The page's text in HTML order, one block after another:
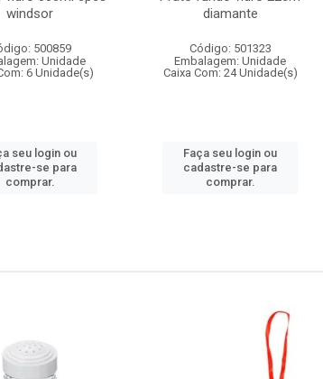
windsor
500859
Unidade
6 Unidade(s)
seu login ou
se para
comprar.
diamante
Código: 501323
Embalagem: Unidade
Caixa Com: 24 Unidade(s)
Faça seu login ou
cadastre-se para
comprar.